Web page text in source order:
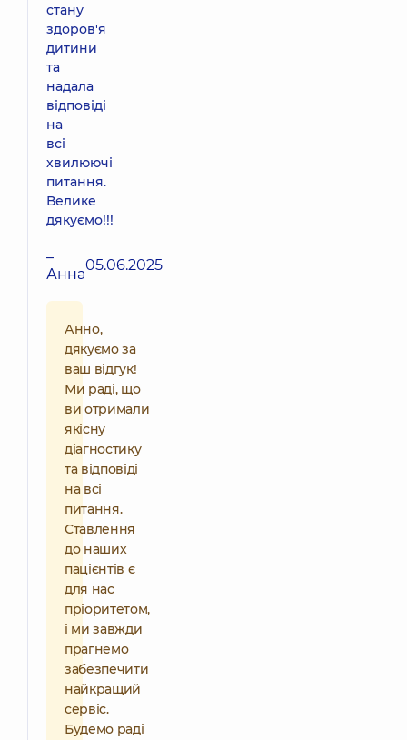
стану
здоров'я
дитини
та
надала
відповіді
на
всі
хвилюючі
питання.
Велике
дякуємо!!!
–
Анна05.06.2025
Анно,
дякуємо за
ваш відгук!
Ми раді, що
ви отримали
якісну
діагностику
та відповіді
на всі
питання.
Ставлення
до наших
пацієнтів є
для нас
пріоритетом,
і ми завжди
прагнемо
забезпечити
найкращий
сервіс.
Будемо раді